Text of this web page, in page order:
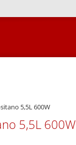
5,5L 600W
5,5L 600W